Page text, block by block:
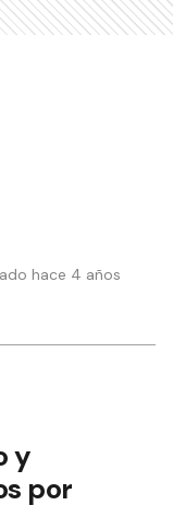
hace 4 años
y
por